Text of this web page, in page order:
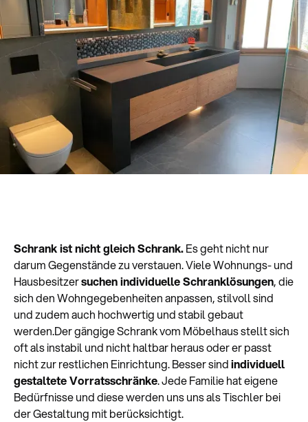
Schrank ist nicht gleich Schrank.Es geht nicht nur
darum Gegenstände zu verstauen. Viele Wohnungs- und
Hausbesitzersuchen individuelle Schranklösungen, die
sich den Wohngegebenheiten anpassen, stilvoll sind
und zudem auch hochwertig und stabil gebaut
werden.Der gängige Schrank vom Möbelhaus stellt sich
oft als instabil und nicht haltbar heraus oder er passt
nicht zur restlichen Einrichtung. Besser sindindividuell
gestaltete Vorratsschränke. Jede Familie hat eigene
Bedürfnisse und diese werden uns uns als Tischler bei
der Gestaltung mit berücksichtigt.